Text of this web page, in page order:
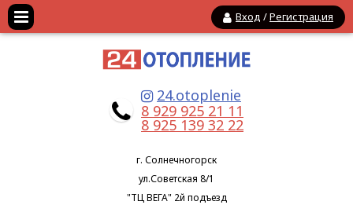
Вход /Регистрация
24.otoplenie
8 929 925 21 11
8 925 139 32 22
г. Солнечногорск
ул.Советская 8/1
"ТЦ ВЕГА" 2й подъезд